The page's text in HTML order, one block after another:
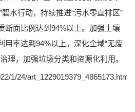
水行动，持续推进“污水零直排区”
断面比例达到94%以上。加强土壤
用率达到94%以上。深化全域“无废
理，加强垃圾分类和资源化利用。
1/24/art_1229019379_4865173.html